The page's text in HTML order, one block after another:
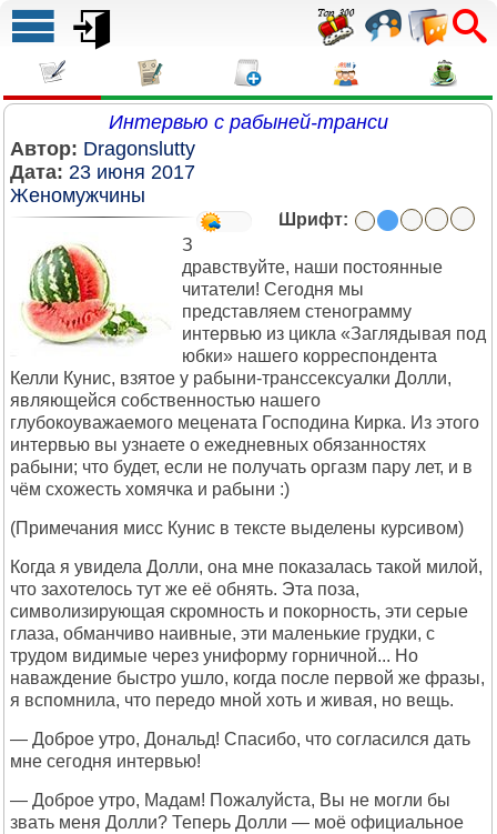
Интервью с рабыней-транси
Автор: Dragonslutty
Дата: 23 июня 2017
Женомужчины
Шрифт:
З
дравствуйте, наши постоянные
читатели! Сегодня мы
представляем стенограмму
интервью из цикла «Заглядывая под
юбки» нашего корреспондента
Келли Кунис, взятое у рабыни-транссексуалки Долли,
являющейся собственностью нашего
глубокоуважаемого мецената Господина Кирка. Из этого
интервью вы узнаете о ежедневных обязанностях
рабыни; что будет, если не получать оргазм пару лет, и в
чём схожесть хомячка и рабыни :)
(Примечания мисс Кунис в тексте выделены курсивом)
Когда я увидела Долли, она мне показалась такой милой,
что захотелось тут же её обнять. Эта поза,
символизирующая скромность и покорность, эти серые
глаза, обманчиво наивные, эти маленькие грудки, с
трудом видимые через униформу горничной... Но
наваждение быстро ушло, когда после первой же фразы,
я вспомнила, что передо мной хоть и живая, но вещь.
— Доброе утро, Дональд! Спасибо, что согласился дать
мне сегодня интервью!
— Доброе утро, Мадам! Пожалуйста, Вы не могли бы
звать меня Долли? Теперь Долли — моё официальное